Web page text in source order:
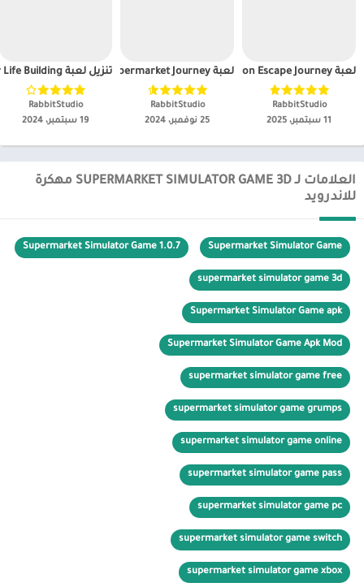
لعبة Prison Escape Journey مهكره للاندرويد
RabbitStudio‏
11 سبتمبر، 2025
لعبة My Supermarket Journey مهكرة
RabbitStudio‏
25 نوفمبر، 2024
تنزيل لعبة Village City Life Building مهكرة
RabbitStudio‏
19 سبتمبر، 2024
العلامات لـ SUPERMARKET SIMULATOR GAME 3D مهكرة
للاندرويد
Supermarket Simulator Game
Supermarket Simulator Game 1.0.7
supermarket simulator game 3d
Supermarket Simulator Game apk
Supermarket Simulator Game Apk Mod
supermarket simulator game free
supermarket simulator game grumps
supermarket simulator game online
supermarket simulator game pass
supermarket simulator game pc
supermarket simulator game switch
supermarket simulator game xbox